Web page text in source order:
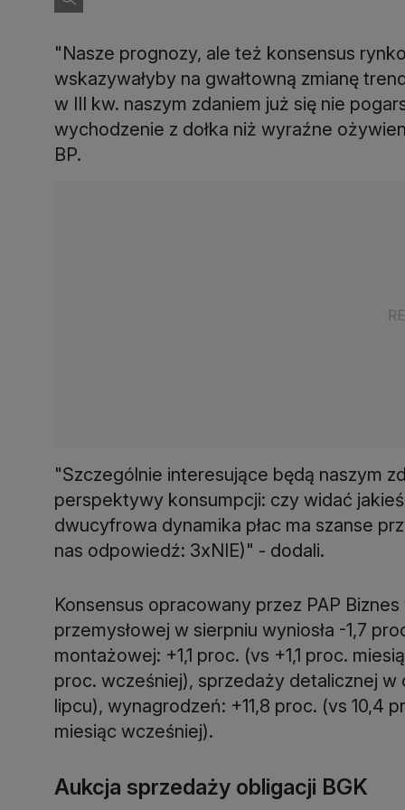
"Nasze prognozy, ale też konsensus
wskazywałyby na gwałtowną zmianę
w III kw. naszym zdaniem już się nie
wychodzenie z dołka niż wyraźne
BP.
"Szczególnie interesujące będą naszym
perspektywy konsumpcji: czy widać
dwucyfrowa dynamika płac ma szanse
nas odpowiedź: 3xNIE)" - dodali.
Konsensus opracowany przez PAP
przemysłowej w sierpniu wyniosła -1,7
montażowej: +1,1 proc. (vs +1,1 proc.
proc. wcześniej), sprzedaży detalicznej
lipcu), wynagrodzeń: +11,8 proc. (vs 10,4
miesiąc wcześniej).
Aukcja sprzedaży obligacji BGK